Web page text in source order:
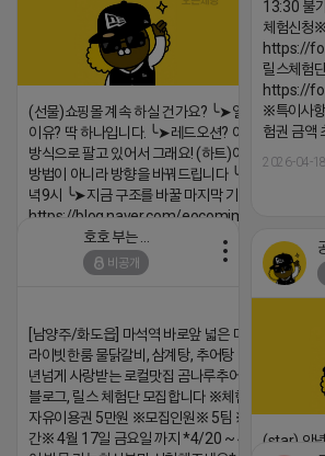
13:30 불
체험신청
https://
릴스체험
https://
※특이사
험권 금액
2026-04-
(선물)쇼핑몰 계속 하실 건가요? ╰➤열심히 해도 안
이유? 딱 하나입니다. ╰➤레드오션? 아니요! ╰➤모두
방식으로 팔고 있어서 그래요! (하트)이번엔 다릅니
방법이 아니라 방향을 바꿔드립니다 ╰➤4월 21일(화)
녁9시 ╰➤지금 구조를 바꿀 마지막 기회
https://blog.naver.com/eocomim/
2026-04-18 17:15
비공개
[남양주/화도읍] 마석역 바로앞 넓은 매장과, 프
라이빗한룸 물닭갈비, 삼계탕, 추어탕 맛집 10
년넘게 사랑받는 로컬맛집 곰나루추어탕에서
블로그, 릴스 체험단 모집합니다 ※체험메뉴※
자유이용권 5만원 ※모집인원※ 5팀 ※모집기
간※ 4월 17일 금요일 까지 *4/20 ~ 4/26 사(star) 안